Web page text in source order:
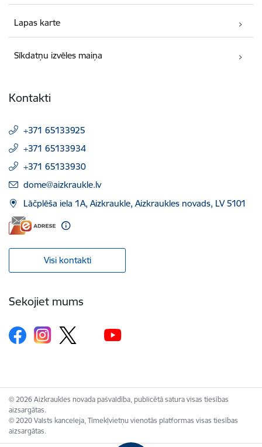
Lapas karte
Sīkdatņu izvēles maiņa
Kontakti
+371 65133925
+371 65133934
+371 65133930
E-pasts:
dome@aizkraukle.lv
Lāčplēša iela 1A, Aizkraukle, Aizkraukles novads, LV 5101
Visi kontakti
Sekojiet mums
© 2026 Aizkraukles novada pašvaldība, publicētā satura visas tiesības
aizsargātas.
© 2020 Valsts kanceleja, Tīmekļvietņu vienotās platformas visas tiesības
aizsargātas.